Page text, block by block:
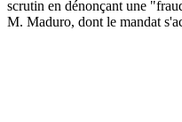
scrutin en dénonçant une
M. Maduro, dont le mandat